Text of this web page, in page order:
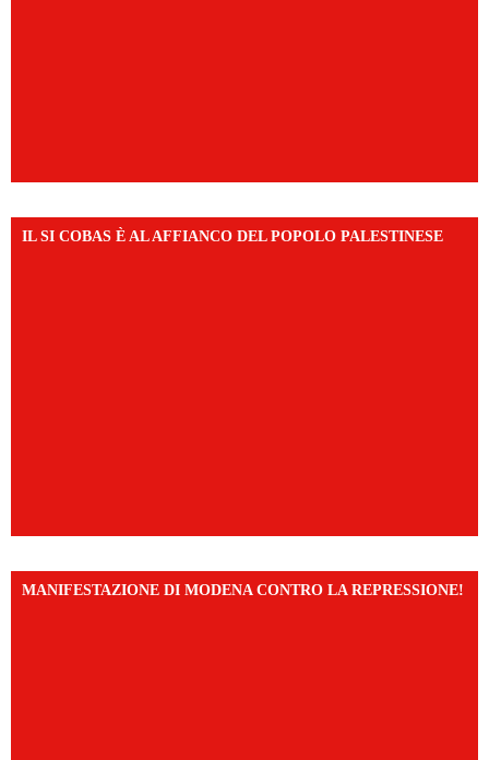
IL SI COBAS È AL AFFIANCO DEL POPOLO PALESTINESE
MANIFESTAZIONE DI MODENA CONTRO LA REPRESSIONE!